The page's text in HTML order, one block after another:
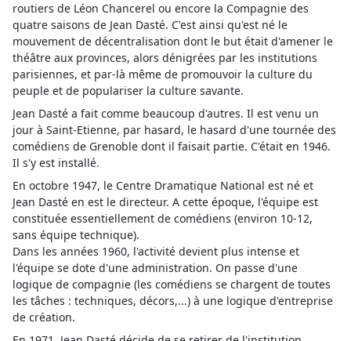
routiers de Léon Chancerel ou encore la Compagnie des
quatre saisons de Jean Dasté. C'est ainsi qu'est né le
mouvement de décentralisation dont le but était d'amener le
théâtre aux provinces, alors dénigrées par les institutions
parisiennes, et par-là même de promouvoir la culture du
peuple et de populariser la culture savante.
Jean Dasté a fait comme beaucoup d'autres. Il est venu un
jour à Saint-Etienne, par hasard, le hasard d'une tournée des
comédiens de Grenoble dont il faisait partie. C'était en 1946.
Il s'y est installé.
En octobre 1947, le Centre Dramatique National est né et
Jean Dasté en est le directeur. A cette époque, l'équipe est
constituée essentiellement de comédiens (environ 10-12,
sans équipe technique).
Dans les années 1960, l'activité devient plus intense et
l'équipe se dote d'une administration. On passe d'une
logique de compagnie (les comédiens se chargent de toutes
les tâches : techniques, décors,...) à une logique d'entreprise
de création.